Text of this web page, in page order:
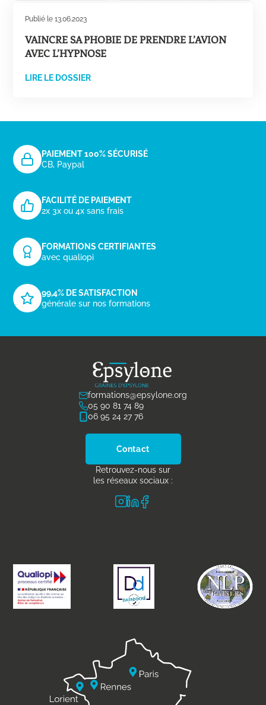
Publié le 13.06.2023
VAINCRE SA PHOBIE DE PRENDRE L’AVION
AVEC L’HYPNOSE
LIRE LE DOSSIER
PAIEMENT 100% SÉCURISÉ
CB, Paypal
FACILITÉ DE PAIEMENT
2x 3x ou 4x sans frais
FORMATIONS CERTIFIANTES
avec qualiopi
99,4% DE SATISFACTION
générale sur nos formations
formations@epsylone.org
05 90 81 74 89
06 95 24 27 76
Contact
Retrouvez-nous sur
les réseaux sociaux :